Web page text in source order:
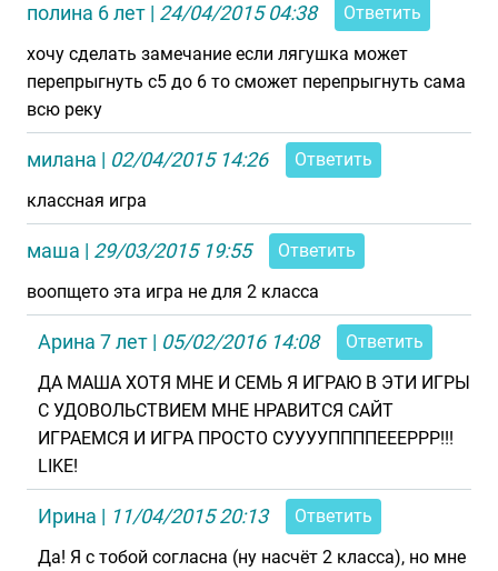
полина 6 лет | 24/04/2015 04:38
Ответить
хочу сделать замечание если лягушка может
перепрыгнуть с5 до 6 то сможет перепрыгнуть сама
всю реку
милана | 02/04/2015 14:26
Ответить
классная игра
маша | 29/03/2015 19:55
Ответить
воопщето эта игра не для 2 класса
Арина 7 лет | 05/02/2016 14:08
Ответить
ДА МАША ХОТЯ МНЕ И СЕМЬ Я ИГРАЮ В ЭТИ ИГРЫ
С УДОВОЛЬСТВИЕМ МНЕ НРАВИТСЯ САЙТ
ИГРАЕМСЯ И ИГРА ПРОСТО СУУУУППППЕЕЕРРР!!!
LIKE!
Ирина | 11/04/2015 20:13
Ответить
Да! Я с тобой согласна (ну насчёт 2 класса), но мне